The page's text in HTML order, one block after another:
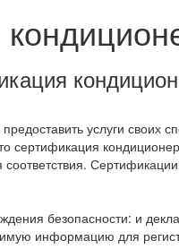
услуги
сертификация
безопасности: и
информацию для